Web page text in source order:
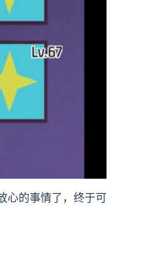
心的事情了，终于可